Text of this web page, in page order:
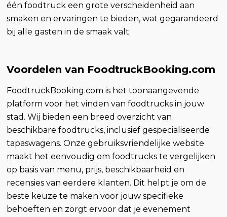
één foodtruck een grote verscheidenheid aan
smaken en ervaringen te bieden, wat gegarandeerd
bij alle gasten in de smaak valt.
Voordelen van FoodtruckBooking.com
FoodtruckBooking.com is het toonaangevende
platform voor het vinden van foodtrucks in jouw
stad. Wij bieden een breed overzicht van
beschikbare foodtrucks, inclusief gespecialiseerde
tapaswagens. Onze gebruiksvriendelijke website
maakt het eenvoudig om foodtrucks te vergelijken
op basis van menu, prijs, beschikbaarheid en
recensies van eerdere klanten. Dit helpt je om de
beste keuze te maken voor jouw specifieke
behoeften en zorgt ervoor dat je evenement